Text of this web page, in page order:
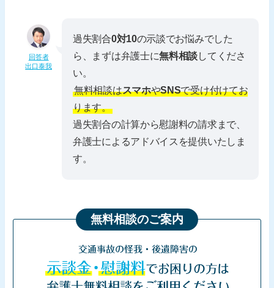
回答者
出口泰我
過失割合0対10の示談でお悩みでした
ら、まずは弁護士に無料相談してくださ
い。
無料相談はスマホやSNSで受け付けてお
ります。
過失割合の計算から慰謝料の請求まで、
弁護士によるアドバイスを提供いたしま
す。
無料相談のご案内
交通事故の怪我・後遺障害の
示談金・慰謝料でお困りの方は